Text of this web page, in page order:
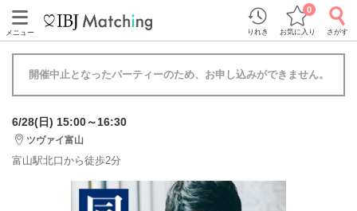
メニュー りれき お気に入り
0
さがす
開催中止となったパーティーのため、お申し込みができません。
6/28(日) 15:00～16:30
ツヴァイ富山
富山駅北口から徒歩2分